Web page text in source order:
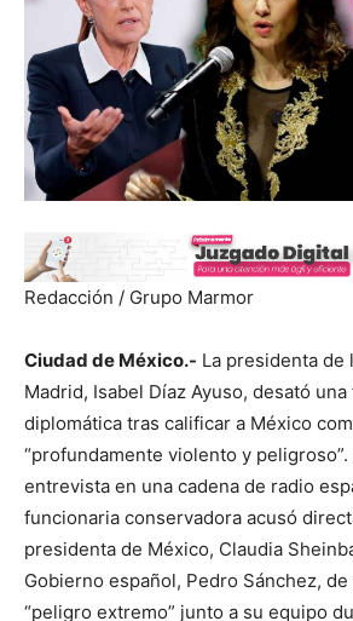
Redacción / Grupo Marmor
Ciudad de México.- La presidenta de
Madrid, Isabel Díaz Ayuso, desató
diplomática tras calificar a México
“profundamente violento y
entrevista en una cadena de radio
funcionaria conservadora acusó
presidenta de México, Claudia
Gobierno español, Pedro Sánchez,
“peligro extremo” junto a su equipo